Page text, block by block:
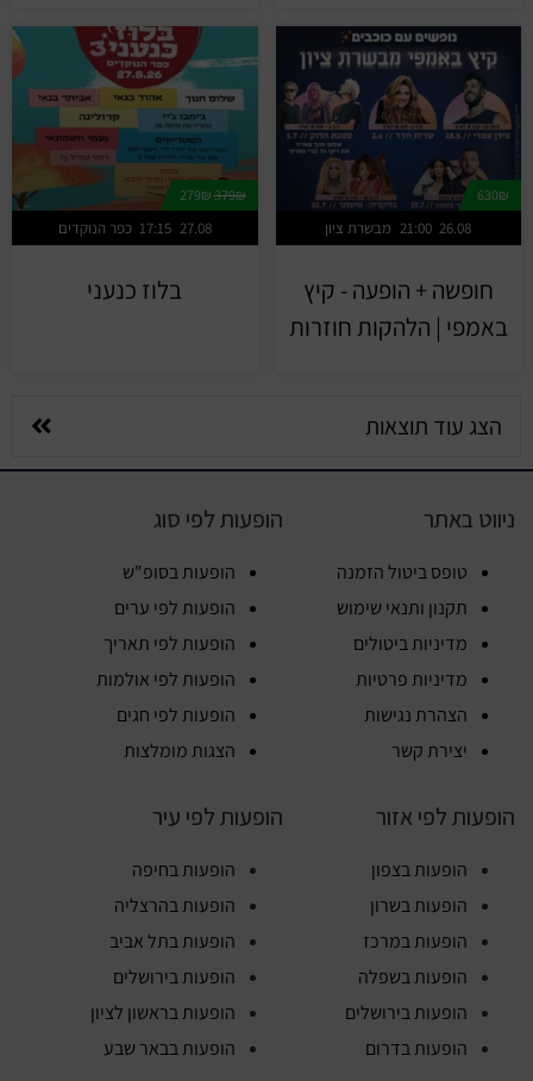
630₪
מבשרת ציון 21:00 26.08
חופשה + הופעה - קיץ
באמפי | הלהקות חוזרות
379₪
279₪
כפר הנוקדים 17:15 27.08
בלוז כנעני
הצג עוד תוצאות
ניווט באתר
טופס ביטול הזמנה
תקנון ותנאי שימוש
מדיניות ביטולים
מדיניות פרטיות
הצהרת נגישות
יצירת קשר
הופעות לפי סוג
הופעות בסופ"ש
הופעות לפי ערים
הופעות לפי תאריך
הופעות לפי אולמות
הופעות לפי חגים
הצגות מומלצות
הופעות לפי אזור
הופעות בצפון
הופעות בשרון
הופעות במרכז
הופעות בשפלה
הופעות בירושלים
הופעות בדרום
הופעות לפי עיר
הופעות בחיפה
הופעות בהרצליה
הופעות בתל אביב
הופעות בירושלים
הופעות בראשון לציון
הופעות בבאר שבע